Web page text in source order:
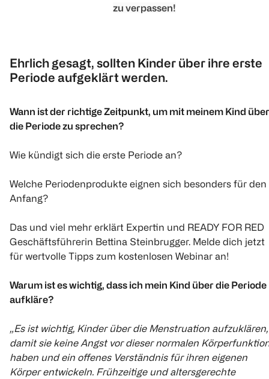
zu verpassen!
Ehrlich gesagt, sollten Kinder über ihre erste
Periode aufgeklärt werden.
Wann ist der richtige Zeitpunkt, um mit meinem Kind über
die Periode zu sprechen?
Wie kündigt sich die erste Periode an?
Welche Periodenprodukte eignen sich besonders für den
Anfang?
Das und viel mehr erklärt Expertin und READY FOR RED
Geschäftsführerin Bettina Steinbrugger. Melde dich jetzt
für wertvolle Tipps zum kostenlosen Webinar an!
Warum ist es wichtig, dass ich mein Kind über die Periode
aufkläre?
„Es ist wichtig, Kinder über die Menstruation aufzuklären,
damit sie keine Angst vor dieser normalen
haben und ein offenes Verständnis für ihren eigenen
Körper entwickeln. Frühzeitige und altersgerechte